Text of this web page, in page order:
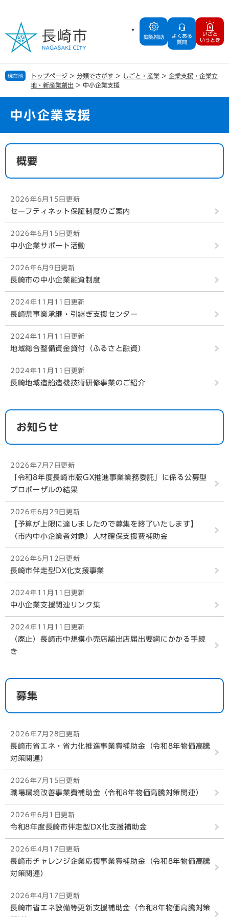
の
で
す
ー
ば
し
閲覧補助
よくある
質問
いざと
いうとき
現在地 トップページ > 分類でさがす > しごと・産業 > 企業支援・企業立
地・新産業創出 > 中小企業支援
中小企業支援
本
概要
2026年6月15日更新
セーフティネット保証制度のご案内
2026年6月15日更新
中小企業サポート活動
2026年6月9日更新
長崎市の中小企業融資制度
2024年11月11日更新
長崎県事業承継・引継ぎ支援センター
2024年11月11日更新
地域総合整備資金貸付（ふるさと融資）
2024年11月11日更新
長崎地域造船造機技術研修事業のご紹介
お知らせ
2026年7月7日更新
「令和8年度長崎市版GX推進事業業務委託」に係る公募型
プロポーザルの結果
2026年6月29日更新
【予算が上限に達しましたので募集を終了いたします】
（市内中小企業者対象）人材確保支援費補助金
2026年6月12日更新
長崎市伴走型DX化支援事業
2024年11月11日更新
中小企業支援関連リンク集
2024年11月11日更新
（廃止）長崎市中規模小売店舗出店届出要綱にかかる手続
き
募集
2026年7月28日更新
長崎市省エネ・省力化推進事業費補助金（令和8年物価高騰
対策関連）
2026年7月15日更新
職場環境改善事業費補助金（令和8年物価高騰対策関連）
2026年6月1日更新
令和8年度長崎市伴走型DX化支援補助金
2026年4月17日更新
長崎市チャレンジ企業応援事業費補助金（令和8年物価高騰
対策関連）
2026年4月17日更新
長崎市省エネ設備等更新支援補助金（令和8年物価高騰対策